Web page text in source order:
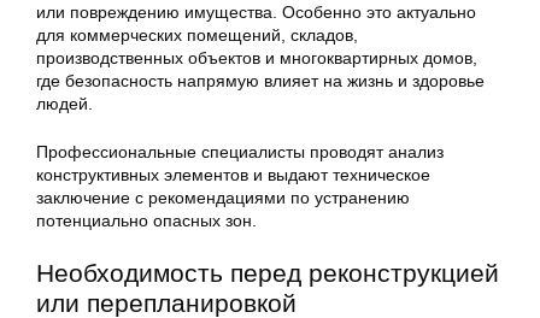
или повреждению имущества. Особенно это актуально
для коммерческих помещений, складов,
производственных объектов и многоквартирных домов,
где безопасность напрямую влияет на жизнь и здоровье
людей.
Профессиональные специалисты проводят анализ
конструктивных элементов и выдают техническое
заключение с рекомендациями по устранению
потенциально опасных зон.
Необходимость перед реконструкцией
или перепланировкой